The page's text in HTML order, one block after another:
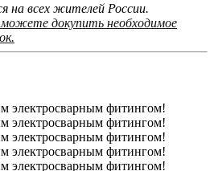
на всех жителей России.
докупить необходимое